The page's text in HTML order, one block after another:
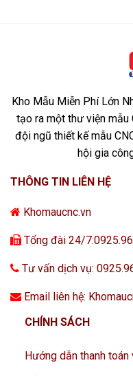
Kho Mẫu Miễn Phí Lớn
tạo ra một thư viện mẫu
đội ngũ thiết kế mẫu
hội gia
THÔNG TIN LIÊN HỆ
Khomaucnc.vn
Tổng đài 24/
Tư vấn dịch vụ:
Email liên hệ:
CHÍNH SÁCH
Hướng dẫn thanh toán